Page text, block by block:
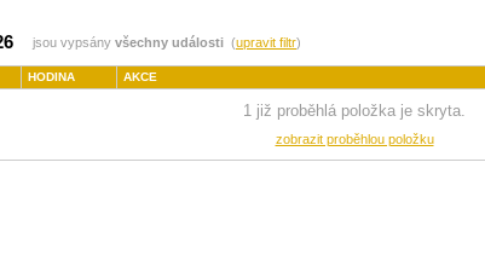
jsou vypsány všechny události (upravit filtr)
HODINA AKCE
1 již proběhlá položka je skryta.
zobrazit proběhlou položku